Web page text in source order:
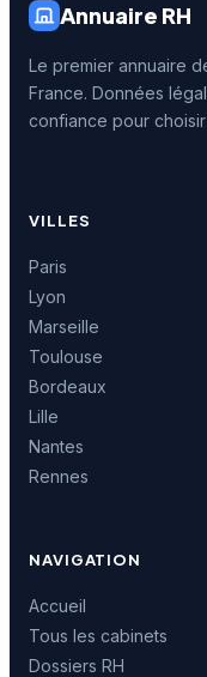
Annuaire RH
Le premier annuaire
France. Données
confiance pour
VILLES
Paris
Lyon
Marseille
Toulouse
Bordeaux
Lille
Nantes
Rennes
NAVIGATION
Accueil
Tous les cabinets
Dossiers RH